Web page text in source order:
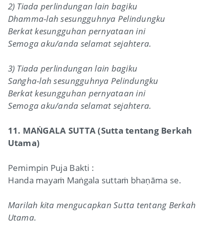
2) Tiada perlindungan lain bagiku
Dhamma-lah sesungguhnya Pelindungku
Berkat kesungguhan pernyataan ini
Semoga aku/anda selamat sejahtera.
3) Tiada perlindungan lain bagiku
Saṅgha-lah sesungguhnya Pelindungku
Berkat kesungguhan pernyataan ini
Semoga aku/anda selamat sejahtera.
11. MAṄGALA SUTTA (Sutta tentang Berkah
Utama)
Pemimpin Puja Bakti :
Handa mayaṁ Maṅgala suttaṁ bhaṇāma se.
Marilah kita mengucapkan Sutta tentang Berkah
Utama.